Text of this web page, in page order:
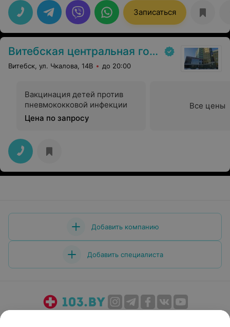
Записаться
Витебская центральная городская детская поликлиника
Витебск, ул. Чкалова, 14В до 20:00
Вакцинация детей против
пневмококковой инфекции
Цена по запросу
Все цены
Добавить компанию
Добавить специалиста